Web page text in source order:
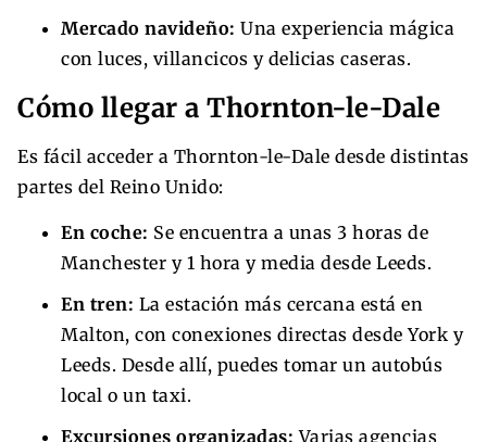
Mercado navideño: Una experiencia mágica
con luces, villancicos y delicias caseras.
Cómo llegar a Thornton-le-Dale
Es fácil acceder a Thornton-le-Dale desde distintas
partes del Reino Unido:
En coche: Se encuentra a unas 3 horas de
Manchester y 1 hora y media desde Leeds.
En tren: La estación más cercana está en
Malton, con conexiones directas desde York y
Leeds. Desde allí, puedes tomar un autobús
local o un taxi.
Excursiones organizadas: Varias agencias